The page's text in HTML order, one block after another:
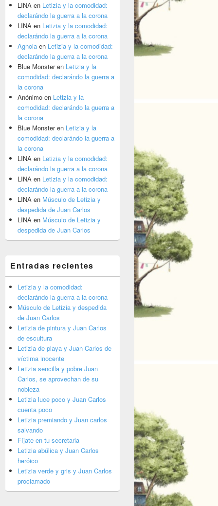
– La Reina con un look estrellado
– De Drag Queen o Maneras de arruinar un vestido
LINA en Letizia y la comodidad:
declarándo la guerra a la corona
LINA en Letizia y la comodidad:
declarándo la guerra a la corona
Agnola en Letizia y la comodidad:
declarándo la guerra a la corona
Blue Monsteren Letizia y la
comodidad: declarándo la guerra a
la corona
Anónimo en Letizia y la
comodidad: declarándo la guerra a
la corona
Blue Monsteren Letizia y la
comodidad: declarándo la guerra a
la corona
LINA en Letizia y la comodidad:
declarándo la guerra a la corona
LINA en Letizia y la comodidad:
declarándo la guerra a la corona
LINA en Músculo de Letizia y
despedida de Juan Carlos
LINA en Músculo de Letizia y
despedida de Juan Carlos
Entradas recientes
Letizia y la comodidad:
declarándo la guerra a la corona
Músculo de Letizia y despedida
de Juan Carlos
Letizia de pintura y Juan Carlos
de escultura
Letizia de playa y Juan Carlos de
víctima inocente
Letizia sencilla y pobre Juan
Carlos, se aprovechan de su
nobleza
Letizia luce poco y Juan Carlos
cuenta poco
Letizia premiando y Juan carlos
salvando
Fíjate en tu secretaria
Letizia abúlica y Juan Carlos
heróico
Letizia verde y gris y Juan Carlos
proclamado